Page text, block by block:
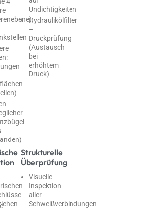
Undichtigkeiten
Hydraulikölfilter
–
Druckprüfung
(Austausch
bei
erhöhtem
Druck)
Strukturelle
Überprüfung
Visuelle
Inspektion
aller
Schweißverbindungen